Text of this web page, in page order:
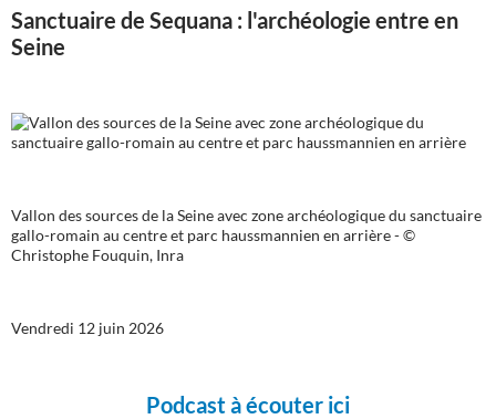
Sanctuaire de Sequana : l'archéologie entre en
Seine
Vallon des sources de la Seine avec zone archéologique du sanctuaire
gallo-romain au centre et parc haussmannien en arrière - ©
Christophe Fouquin, Inra
Vendredi 12 juin 2026
Podcast à écouter ici